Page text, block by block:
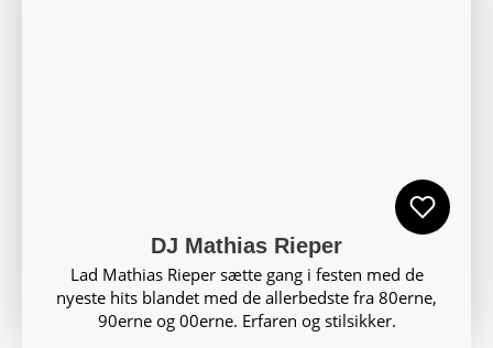
DJ Mathias Rieper
Lad Mathias Rieper sætte gang i festen med de
nyeste hits blandet med de allerbedste fra 80erne,
90erne og 00erne. Erfaren og stilsikker.